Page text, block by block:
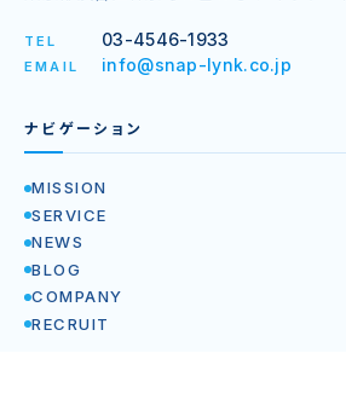
TEL 03-4546-1933
EMAIL info@snap-lynk.co.jp
ナビゲーション
MISSION
SERVICE
NEWS
BLOG
COMPANY
RECRUIT